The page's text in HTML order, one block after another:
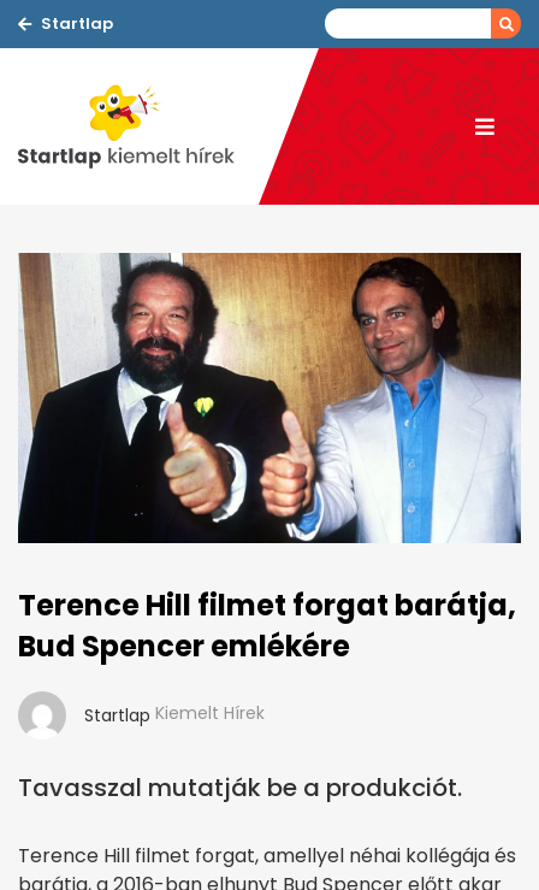
Startlap
Terence Hill filmet forgat barátja,
Bud Spencer emlékére
Startlap Kiemelt Hírek
Tavasszal mutatják be a produkciót.
Terence Hill filmet forgat, amellyel néhai kollégája és